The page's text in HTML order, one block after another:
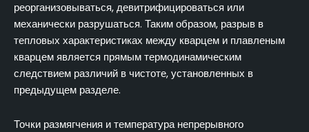
реорганизовываться, девитрифицироваться или
механически разрушаться. Таким образом, разрыв в
тепловых характеристиках между кварцем и плавленым
кварцем является прямым термодинамическим
следствием различий в чистоте, установленных в
предыдущем разделе.
Точки размягчения и температура непрерывного